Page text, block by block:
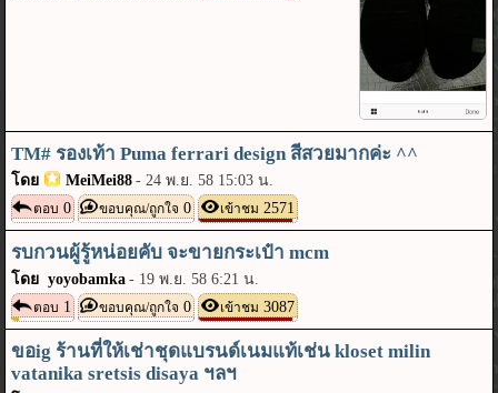
TM# รองเท้า Puma ferrari design สีสวยมากค่ะ ^^
โดย MeiMei88 - 24 พ.ย. 58 15:03 น.
ตอบ 0 ขอบคุณ/ถูกใจ 0 เข้าชม 2571
รบกวนผู้รู้หน่อยคับ จะขายกระเป๋า mcm
โดย yoyobamka - 19 พ.ย. 58 6:21 น.
ตอบ 1 ขอบคุณ/ถูกใจ 0 เข้าชม 3087
ขอig ร้านที่ให้เช่าชุดแบรนด์เนมแท้เช่น kloset milin
vatanika sretsis disaya ฯลฯ